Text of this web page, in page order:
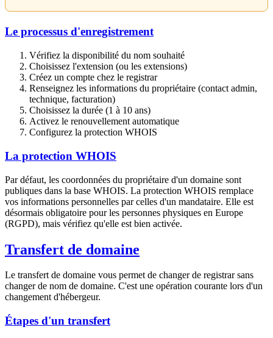
Le processus d'enregistrement
Vérifiez la disponibilité du nom souhaité
Choisissez l'extension (ou les extensions)
Créez un compte chez le registrar
Renseignez les informations du propriétaire (contact admin,
technique, facturation)
Choisissez la durée (1 à 10 ans)
Activez le renouvellement automatique
Configurez la protection WHOIS
La protection WHOIS
Par défaut, les coordonnées du propriétaire d'un domaine sont
publiques dans la base WHOIS. La protection WHOIS remplace
vos informations personnelles par celles d'un mandataire. Elle est
désormais obligatoire pour les personnes physiques en Europe
(RGPD), mais vérifiez qu'elle est bien activée.
Transfert de domaine
Le transfert de domaine vous permet de changer de registrar sans
changer de nom de domaine. C'est une opération courante lors d'un
changement d'hébergeur.
Étapes d'un transfert